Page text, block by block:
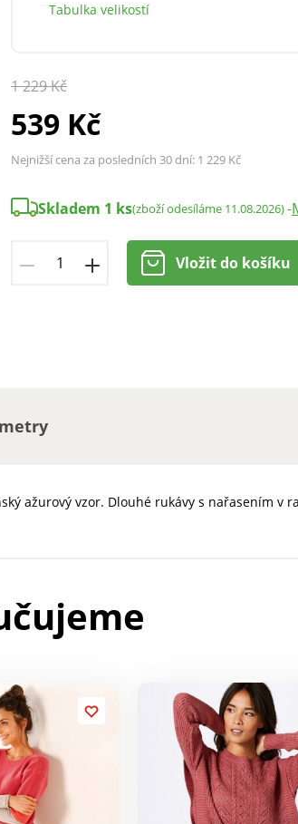
Tabulka velikostí
1 229 Kč
539 Kč
Nejnižší cena za posledních 30 dní: 1 229 Kč
Skladem 1 ks(zboží odesíláme 11.08.2026)-
Vložit do košíku
ažurový vzor. Dlouhé rukávy s nařasením v